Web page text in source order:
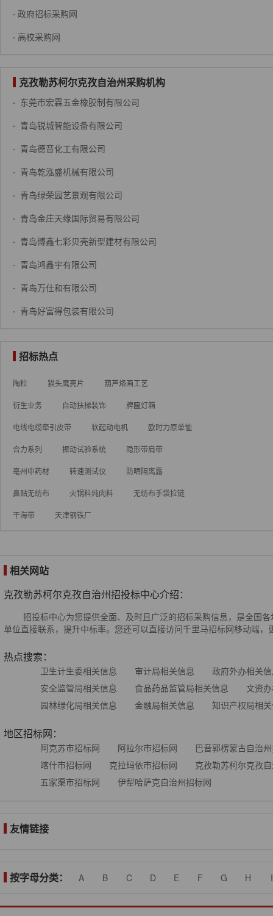
· 政府招标采购网
· 高校采购网
克孜勒苏柯尔克孜自治州采购机构
· 东莞市宏霖五金橡胶制有限公司
· 青岛锐城智能设备有限公司
· 青岛德音化工有限公司
· 青岛乾泓盛机械有限公司
· 青岛绿荣园艺景观有限公司
· 青岛金庄天缘国际贸易有限公司
· 青岛博鑫七彩贝壳新型建材有限公司
· 青岛鸿鑫宇有限公司
· 青岛万仕和有限公司
· 青岛好富得包装有限公司
招标热点
陶粒 猫头鹰亮片 葫芦烙画工艺
衍生业务 自动扶梯装饰 牌匾灯箱
电线电缆牵引皮带 软起动电机 欧时力原单恤
合力系列 振动试验系统 隐形带肩带
亳州中药材 转速测试仪 防晒隔离露
鼻贴无纺布 火锅料炖肉料 无纺布手袋拉链
干海带 天津钢铁厂
相关网站
克孜勒苏柯尔克孜自治州招投标中心介绍：
招投标中心为您提供全面、及时且广泛的招标采购信息，是全国各
单位直接联系，提升中标率。您还可以直接访问千里马招标网移动端，
热点搜索：
卫生计生委相关信息 审计局相关信息
政府外办相关
安全监管局相关信息
食品药品监管局相关信息
文资
园林绿化局相关信息
金融局相关信息 知识产权局相
地区招标网：
阿克苏市招标网 阿拉尔市招标网
巴音郭楞蒙古自治
喀什市招标网
克拉玛依市招标网
克孜勒苏柯尔克孜
五家渠市招标网
伊犁哈萨克自治州招标网
友情链接
按字母分类： A B C D E F G H I